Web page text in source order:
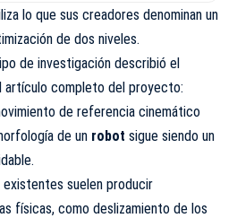
lo que sus creadores denominan un
de dos niveles.
de investigación describió el
artículo completo del proyecto:
de referencia cinemático
de un robot sigue siendo un
suelen producir
físicas, como deslizamiento de los